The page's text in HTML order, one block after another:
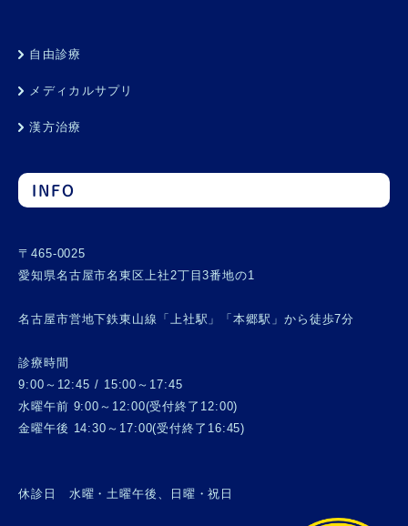
自由診療
メディカルサプリ
漢方治療
INFO
〒465-0025
愛知県名古屋市名東区上社2丁目3番地の1
名古屋市営地下鉄東山線「上社駅」「本郷駅」から徒歩7分
診療時間
9:00～12:45 / 15:00～17:45
水曜午前 9:00～12:00(受付終了12:00)
金曜午後 14:30～17:00(受付終了16:45)
休診日 水曜・土曜午後、日曜・祝日